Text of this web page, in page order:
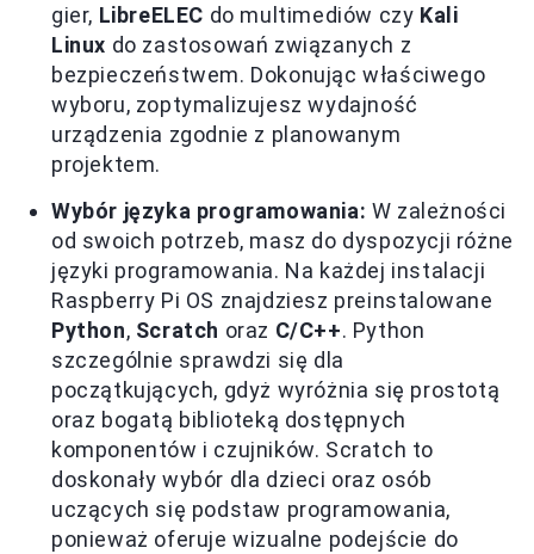
gier, LibreELEC do multimediów czy Kali
Linux do zastosowań związanych z
bezpieczeństwem. Dokonując właściwego
wyboru, zoptymalizujesz wydajność
urządzenia zgodnie z planowanym
projektem.
Wybór języka programowania: W zależności
od swoich potrzeb, masz do dyspozycji różne
języki programowania. Na każdej instalacji
Raspberry Pi OS znajdziesz preinstalowane
Python, Scratch oraz C/C++. Python
szczególnie sprawdzi się dla
początkujących, gdyż wyróżnia się prostotą
oraz bogatą biblioteką dostępnych
komponentów i czujników. Scratch to
doskonały wybór dla dzieci oraz osób
uczących się podstaw programowania,
ponieważ oferuje wizualne podejście do